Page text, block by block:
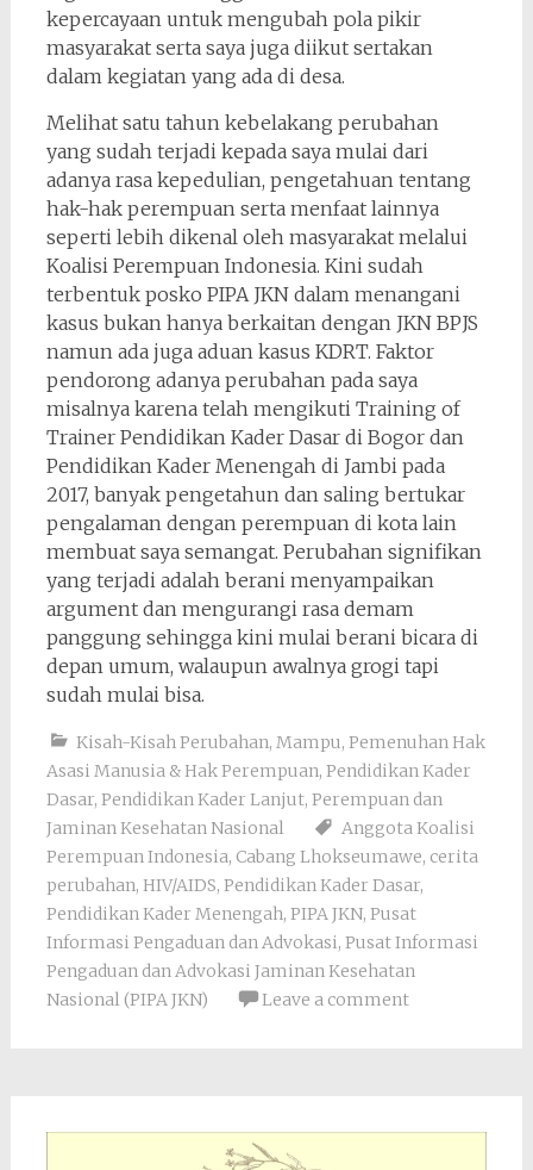
kepercayaan untuk mengubah pola pikir
masyarakat serta saya juga diikut sertakan
dalam kegiatan yang ada di desa.
Melihat satu tahun kebelakang perubahan
yang sudah terjadi kepada saya mulai dari
adanya rasa kepedulian, pengetahuan tentang
hak-hak perempuan serta menfaat lainnya
seperti lebih dikenal oleh masyarakat melalui
Koalisi Perempuan Indonesia. Kini sudah
terbentuk posko PIPA JKN dalam menangani
kasus bukan hanya berkaitan dengan JKN BPJS
namun ada juga aduan kasus KDRT. Faktor
pendorong adanya perubahan pada saya
misalnya karena telah mengikuti Training of
Trainer Pendidikan Kader Dasar di Bogor dan
Pendidikan Kader Menengah di Jambi pada
2017, banyak pengetahun dan saling bertukar
pengalaman dengan perempuan di kota lain
membuat saya semangat. Perubahan signifikan
yang terjadi adalah berani menyampaikan
argument dan mengurangi rasa demam
panggung sehingga kini mulai berani bicara di
depan umum, walaupun awalnya grogi tapi
sudah mulai bisa.
Kisah-Kisah Perubahan, Mampu, Pemenuhan Hak
Asasi Manusia & Hak Perempuan, Pendidikan Kader
Dasar, Pendidikan Kader Lanjut, Perempuan dan
Jaminan Kesehatan Nasional
Anggota Koalisi
Perempuan Indonesia, Cabang Lhokseumawe, cerita
perubahan, HIV/AIDS, Pendidikan Kader Dasar,
Pendidikan Kader Menengah, PIPA JKN, Pusat
Informasi Pengaduan dan Advokasi, Pusat Informasi
Pengaduan dan Advokasi Jaminan Kesehatan
Nasional (PIPA JKN)
Leave a comment